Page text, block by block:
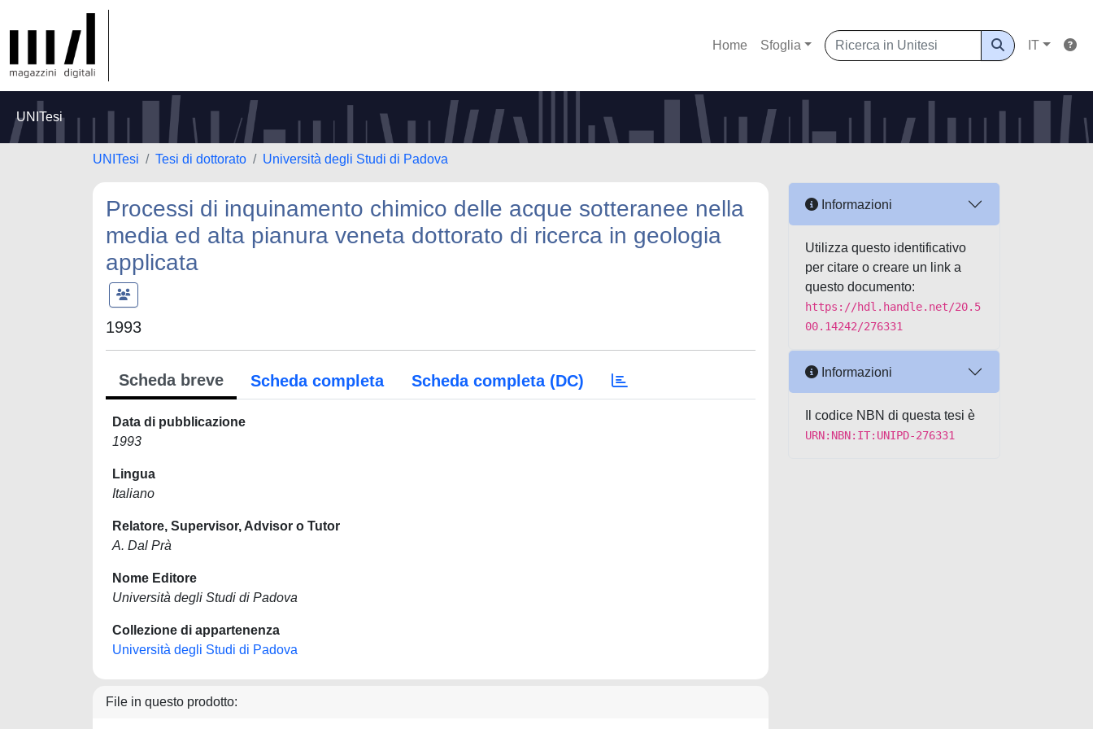
Home Sfoglia IT
UNITesi
UNITesi Tesi di dottorato Università degli Studi di Padova
Processi di inquinamento chimico delle acque sotteranee nella
media ed alta pianura veneta dottorato di ricerca in geologia
applicata
1993
Scheda breve Scheda completa Scheda completa (DC)
Data di pubblicazione
1993
Lingua
Italiano
Relatore, Supervisor, Advisor o Tutor
A. Dal Prà
Nome Editore
Università degli Studi di Padova
Collezione di appartenenza
Università degli Studi di Padova
File in questo prodotto:
Informazioni
Utilizza questo identificativo
per citare o creare un link a
questo documento:
https://hdl.handle.net/20.5
00.14242/276331
Informazioni
Il codice NBN di questa tesi è
URN:NBN:IT:UNIPD-276331